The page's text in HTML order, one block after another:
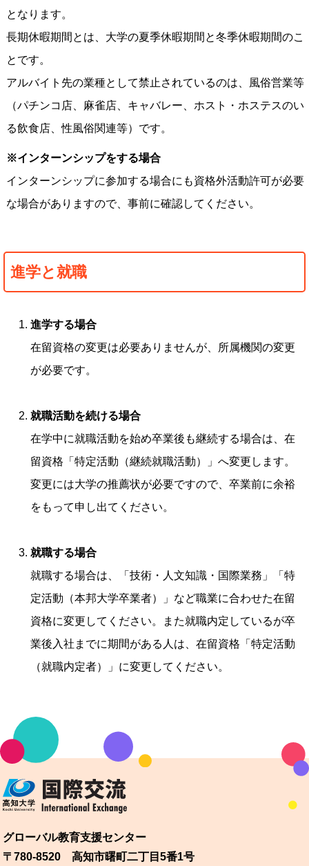
となります。
長期休暇期間とは、大学の夏季休暇期間と冬季休暇期間のこ
とです。
アルバイト先の業種として禁止されているのは、風俗営業等
（パチンコ店、麻雀店、キャバレー、ホスト・ホステスのい
る飲食店、性風俗関連等）です。
※インターンシップをする場合
インターンシップに参加する場合にも資格外活動許可が必要
な場合がありますので、事前に確認してください。
進学と就職
進学する場合
在留資格の変更は必要ありませんが、所属機関の変更
が必要です。
就職活動を続ける場合
在学中に就職活動を始め卒業後も継続する場合は、在
留資格「特定活動（継続就職活動）」へ変更します。
変更には大学の推薦状が必要ですので、卒業前に余裕
をもって申し出てください。
就職する場合
就職する場合は、「技術・人文知識・国際業務」「特
定活動（本邦大学卒業者）」など職業に合わせた在留
資格に変更してください。また就職内定しているが卒
業後入社までに期間がある人は、在留資格「特定活動
（就職内定者）」に変更してください。
グローバル教育支援センター
〒780-8520 高知市曙町二丁目5番1号